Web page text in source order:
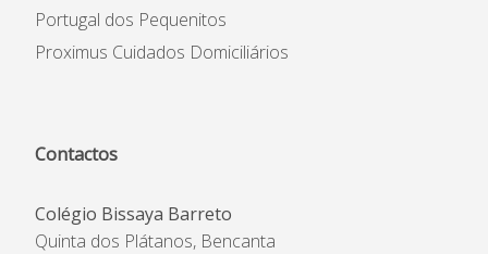
Portugal dos Pequenitos
Proximus Cuidados Domiciliários
Contactos
Colégio Bissaya Barreto
Quinta dos Plátanos, Bencanta